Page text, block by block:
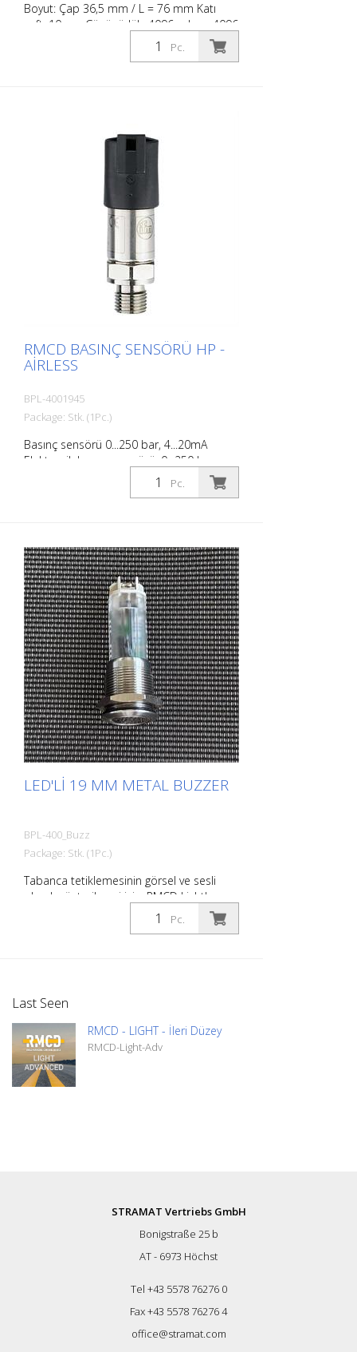
Boyut: Çap 36,5 mm / L = 76 mm Katı
şaft: 10mm Çözünürlük: 4096 adım, r4096
devir, 24 bit; IP68; IP 69K toplama
Pc.
RMCD BASINÇ SENSÖRÜ HP -
AIRLESS
BPL-4001945
Package: Stk. (1Pc.)
Basınç sensörü 0...250 bar, 4...20mA
Elektronik basınç sensörü; 0...250 bar;
0...3625 psi; 1/4'' dış dişli rAnalog sinyal;
4...20 mA DEUTSCH konektörü (DT04-3P)
Pc.
LED'LI 19 MM METAL BUZZER
BPL-400_Buzz
Package: Stk. (1Pc.)
Tabanca tetiklemesinin görsel ve sesli
olarak gösterilmesi için. RMCD Light'ın
hat/boşluk yardımını kullanması için
Pc.
Last Seen
RMCD - LIGHT - İleri Düzey
RMCD-Light-Adv
STRAMAT Vertriebs GmbH
Bonigstraße 25 b
AT - 6973 Höchst
Tel +43 5578 76276 0
Fax +43 5578 76276 4
office@stramat.com